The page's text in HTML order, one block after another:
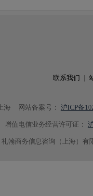
联系我们 |
海 网站备案号： 沪ICP备
增值电信业务经营许可证：
礼翰商务信息咨询（上海）